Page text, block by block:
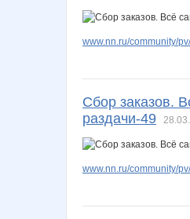
www.nn.ru/community/
Сбор заказов.
раздачи-49
www.nn.ru/community/